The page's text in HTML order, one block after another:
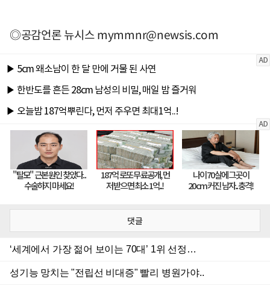
◎공감언론 뉴시스mymmnr@newsis.com
댓글